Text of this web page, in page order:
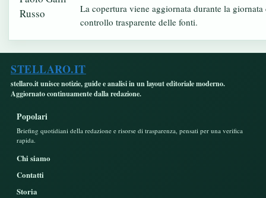
La copertura viene aggiornata durante la giornata
controllo trasparente delle fonti.
STELLARO.IT
stellaro.it unisce notizie, guide e analisi in un layout editoriale moderno.
Aggiornato continuamente dalla redazione.
Popolari
Briefing quotidiani della redazione e risorse di trasparenza, pensati per una verifica
rapida.
Chi siamo
Contatti
Storia